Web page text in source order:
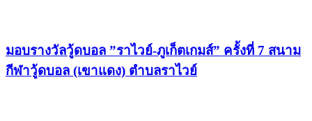
มอบรางวัลวู้ดบอล ”ราไวย์-ภูเก็ตเกมส์” ครั้งที่ 7 สนาม
กีฬาวู้ดบอล (เขาแดง) ตำบลราไวย์